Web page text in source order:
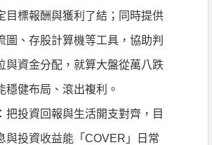
目標報酬與獲利了結；同時提供
圖、存股計算機等工具，協助判
與資金分配，就算大盤從萬八跌
穩健布局、滾出複利。
：把投資回報與生活開支對齊，目
與投資收益能「COVER」日常